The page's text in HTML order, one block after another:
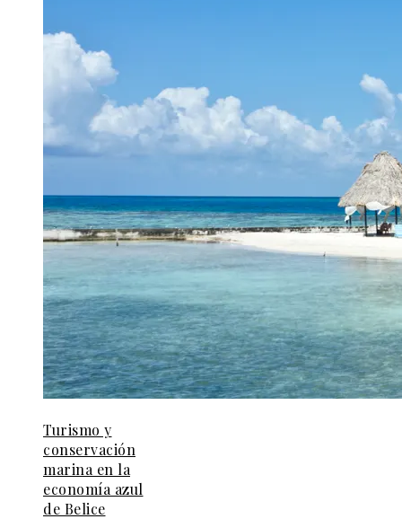
Turismo y
conservación
marina en la
economía azul
de Belice